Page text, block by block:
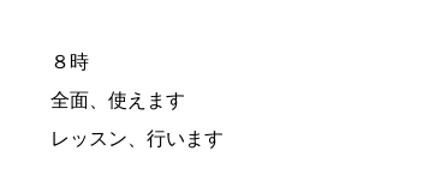
８時
全面、使えます
レッスン、行います